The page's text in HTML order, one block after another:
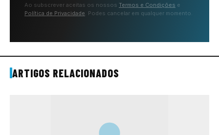
Ao subscrever aceitas os nossos Termos e Condições e
Política de Privacidade. Podes cancelar em qualquer momento.
ARTIGOS RELACIONADOS